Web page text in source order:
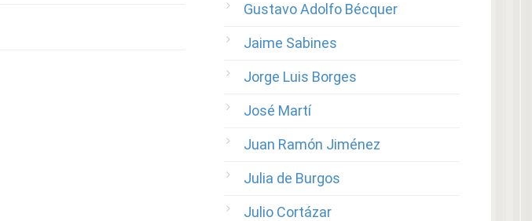
Gustavo Adolfo Bécquer
Jaime Sabines
Jorge Luis Borges
José Martí
Juan Ramón Jiménez
Julia de Burgos
Julio Cortázar